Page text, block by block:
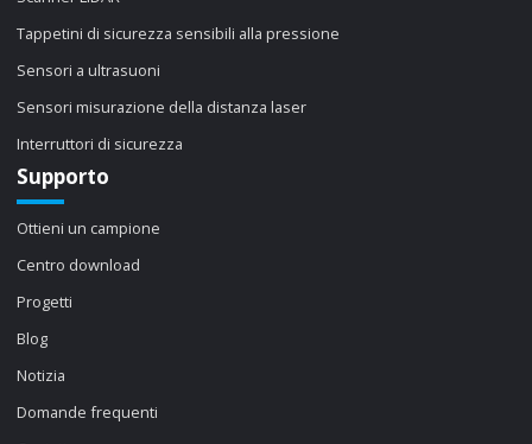
Tappetini di sicurezza sensibili alla pressione
Sensori a ultrasuoni
Sensori misurazione della distanza laser
Interruttori di sicurezza
Supporto
Ottieni un campione
Centro download
Progetti
Blog
Notizia
Domande frequenti